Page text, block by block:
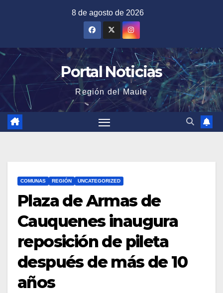
8 de agosto de 2026
Portal Noticias
Región del Maule
COMUNAS REGIÓN UNCATEGORIZED
Plaza de Armas de
Cauquenes inaugura
reposición de pileta
después de más de 10
años